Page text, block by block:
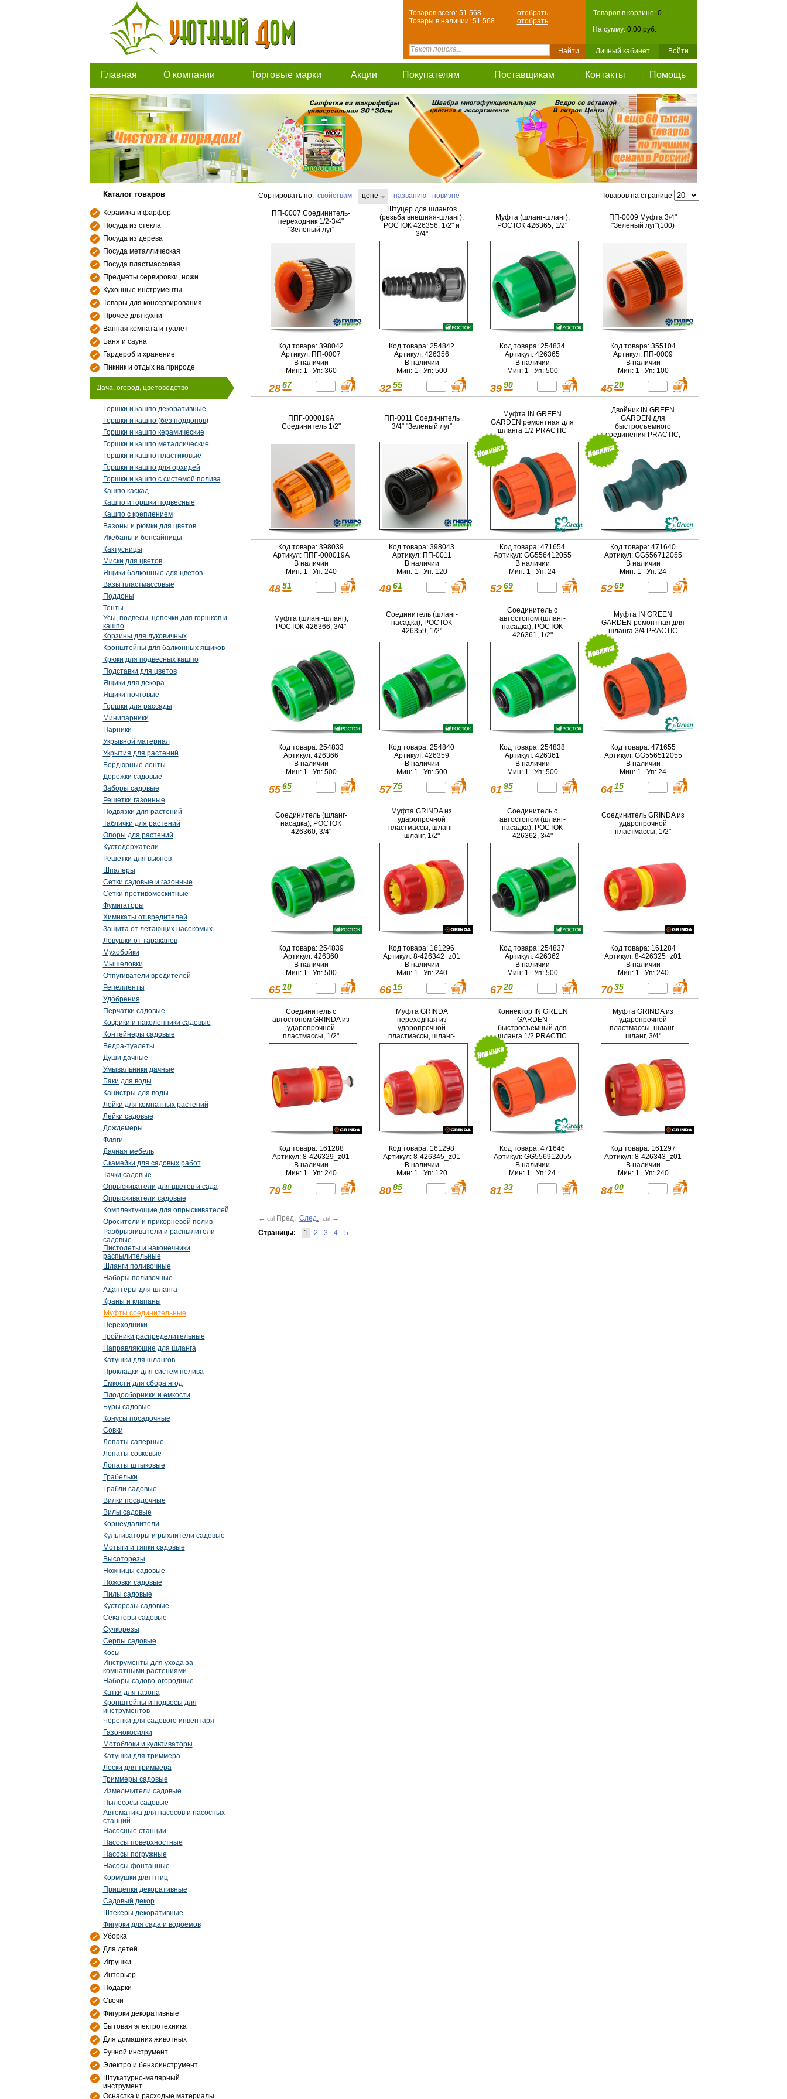
Товаров в корзине: 0
На сумму: 0.00 руб.
Личный кабинет Войти
Товаров всего: 51 568
отобрать
Товары в наличии: 51 568
отобрать
Главная О компании Торговые марки Акции Покупателям Поставщикам Контакты Помощь
Каталог товаров
Керамика и фарфор
Посуда из стекла
Посуда из дерева
Посуда металлическая
Посуда пластмассовая
Предметы сервировки, ножи
Кухонные инструменты
Товары для консервирования
Прочее для кухни
Ванная комната и туалет
Баня и сауна
Гардероб и хранение
Пикник и отдых на природе
Дача, огород, цветоводство
Горшки и кашпо декоративные
Горшки и кашпо (без поддонов)
Горшки и кашпо керамические
Горшки и кашпо металлические
Горшки и кашпо пластиковые
Горшки и кашпо для орхидей
Горшки и кашпо с системой полива
Кашпо каскад
Кашпо и горшки подвесные
Кашпо с креплением
Вазоны и рюмки для цветов
Икебаны и бонсайницы
Кактусницы
Миски для цветов
Ящики балконные для цветов
Вазы пластмассовые
Поддоны
Тенты
Усы, подвесы, цепочки для горшков и
кашпо
Корзины для луковичных
Кронштейны для балконных ящиков
Крюки для подвесных кашпо
Подставки для цветов
Ящики для декора
Ящики почтовые
Горшки для рассады
Минипарники
Парники
Укрывной материал
Укрытия для растений
Бордюрные ленты
Дорожки садовые
Заборы садовые
Решетки газонные
Подвязки для растений
Таблички для растений
Опоры для растений
Кустодержатели
Решетки для вьюнов
Шпалеры
Сетки садовые и газонные
Сетки противомоскитные
Фумигаторы
Химикаты от вредителей
Защита от летающих насекомых
Ловушки от тараканов
Мухобойки
Мышеловки
Отпугиватели вредителей
Репелленты
Удобрения
Перчатки садовые
Коврики и наколенники садовые
Контейнеры садовые
Ведра-туалеты
Души дачные
Умывальники дачные
Баки для воды
Канистры для воды
Лейки для комнатных растений
Лейки садовые
Дождемеры
Фляги
Дачная мебель
Скамейки для садовых работ
Тачки садовые
Опрыскиватели для цветов и сада
Опрыскиватели садовые
Комплектующие для опрыскивателей
Оросители и прикорневой полив
Разбрызгиватели и распылители
садовые
Пистолеты и наконечники
распылительные
Шланги поливочные
Наборы поливочные
Адаптеры для шланга
Краны и клапаны
Муфты соединительные
Переходники
Тройники распределительные
Направляющие для шланга
Катушки для шлангов
Прокладки для систем полива
Емкости для сбора ягод
Плодосборники и емкости
Буры садовые
Конусы посадочные
Совки
Лопаты саперные
Лопаты совковые
Лопаты штыковые
Грабельки
Грабли садовые
Вилки посадочные
Вилы садовые
Корнеудалители
Культиваторы и рыхлители садовые
Мотыги и тяпки садовые
Высоторезы
Ножницы садовые
Ножовки садовые
Пилы садовые
Кусторезы садовые
Секаторы садовые
Сучкорезы
Серпы садовые
Косы
Инструменты для ухода за
комнатными растениями
Наборы садово-огородные
Катки для газона
Кронштейны и подвесы для
инструментов
Черенки для садового инвентаря
Газонокосилки
Мотоблоки и культиваторы
Катушки для триммера
Лески для триммера
Триммеры садовые
Измельчители садовые
Пылесосы садовые
Автоматика для насосов и насосных
станций
Насосные станции
Насосы поверхностные
Насосы погружные
Насосы фонтанные
Кормушки для птиц
Прищепки декоративные
Садовый декор
Штекеры декоративные
Фигурки для сада и водоемов
Уборка
Для детей
Игрушки
Интерьер
Подарки
Свечи
Фигурки декоративные
Бытовая электротехника
Для домашних животных
Ручной инструмент
Электро и бензоинструмент
Штукатурно-малярный
инструмент
Оснастка и расходые материалы
Сортировать по: свойствам цене названию новизне Товаров на странице
ПП-0007 Соединитель-
переходник 1/2-3/4"
"Зеленый луг"
Код товара: 398042
Артикул: ПП-0007
В наличии
Мин: 1 Уп: 360
28 67
Штуцер для шлангов
(резьба внешняя-шланг),
РОСТОК 426356, 1/2" и
3/4"
Код товара: 254842
Артикул: 426356
В наличии
Мин: 1 Уп: 500
32 55
Муфта (шланг-шланг),
РОСТОК 426365, 1/2"
Код товара: 254834
Артикул: 426365
В наличии
Мин: 1 Уп: 500
39 90
ПП-0009 Муфта 3/4"
"Зеленый луг"(100)
Код товара: 355104
Артикул: ПП-0009
В наличии
Мин: 1 Уп: 100
45 20
ППГ-000019А
Соединитель 1/2"
Код товара: 398039
Артикул: ППГ-000019А
В наличии
Мин: 1 Уп: 240
48 51
ПП-0011 Соединитель
3/4" "Зеленый луг"
Код товара: 398043
Артикул: ПП-0011
В наличии
Мин: 1 Уп: 120
49 61
Муфта IN GREEN
GARDEN ремонтная для
шланга 1/2 PRACTIC
Код товара: 471654
Артикул: GG556412055
В наличии
Мин: 1 Уп: 24
52 69
Двойник IN GREEN
GARDEN для
быстросъемного
соединения PRACTIC,
ABS
Код товара: 471640
Артикул: GG556712055
В наличии
Мин: 1 Уп: 24
52 69
Муфта (шланг-шланг),
РОСТОК 426366, 3/4"
Код товара: 254833
Артикул: 426366
В наличии
Мин: 1 Уп: 500
55 65
Соединитель (шланг-
насадка), РОСТОК
426359, 1/2"
Код товара: 254840
Артикул: 426359
В наличии
Мин: 1 Уп: 500
57 75
Соединитель с
автостопом (шланг-
насадка), РОСТОК
426361, 1/2"
Код товара: 254838
Артикул: 426361
В наличии
Мин: 1 Уп: 500
61 95
Муфта IN GREEN
GARDEN ремонтная для
шланга 3/4 PRACTIC
Код товара: 471655
Артикул: GG556512055
В наличии
Мин: 1 Уп: 24
64 15
Соединитель (шланг-
насадка), РОСТОК
426360, 3/4"
Код товара: 254839
Артикул: 426360
В наличии
Мин: 1 Уп: 500
65 10
Муфта GRINDA из
ударопрочной
пластмассы, шланг-
шланг, 1/2"
Код товара: 161296
Артикул: 8-426342_z01
В наличии
Мин: 1 Уп: 240
66 15
Соединитель с
автостопом (шланг-
насадка), РОСТОК
426362, 3/4"
Код товара: 254837
Артикул: 426362
В наличии
Мин: 1 Уп: 500
67 20
Соединитель GRINDA из
ударопрочной
пластмассы, 1/2"
Код товара: 161284
Артикул: 8-426325_z01
В наличии
Мин: 1 Уп: 240
70 35
Соединитель с
автостопом GRINDA из
ударопрочной
пластмассы, 1/2"
Код товара: 161288
Артикул: 8-426329_z01
В наличии
Мин: 1 Уп: 240
79 80
Муфта GRINDA
переходная из
ударопрочной
пластмассы, шланг-
шланг, 1/2"-3/4"
Код товара: 161298
Артикул: 8-426345_z01
В наличии
Мин: 1 Уп: 120
80 85
Коннектор IN GREEN
GARDEN
быстросъемный для
шланга 1/2 PRACTIC
Код товара: 471646
Артикул: GG556912055
В наличии
Мин: 1 Уп: 24
81 33
Муфта GRINDA из
ударопрочной
пластмассы, шланг-
шланг, 3/4"
Код товара: 161297
Артикул: 8-426343_z01
В наличии
Мин: 1 Уп: 240
84 00
← ctrl Пред. След. ctrl →
Страницы:
1 2 3 4 5